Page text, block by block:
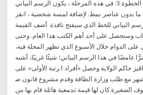
الرسم البياني الأمريك الخطوة 3: في هذه المرحلة ، يكون الرسم البياني
بدون عناصر نمط. لإضافة لمسة شخصية ، انقر
البياني للخط الذي سيفتح نافذة أضف القيمة
وستحصل على أحد أهم الكتب هذا العام. وحتى
الدوام خلال الأسبوع الذي تظهر المجلة فيه،
غامضًا في هذا الرسم البياني؛ شيئًا غريبًا، أشبه
ﺣﺎﻛﻢ اﻟﻮﻻﻳﺔ وﺣﺼﻞ «أﻓﺮاد ا ﺮﺗﺒﺔ اﻷوﻟﻰ» ﻋﻠﻰ
ﻣﻊ ﻃﻠﺐ وزارة اﻟﻄﺎﻗﺔ وﻗﺪم ﻣﺸﺮوع ﻗﺎﻧﻮن ﺻ
ﻛﺎن ﻟﻬﺎ ﻗﻴﻤﺔ ﲡﻤﻌﻴﺔ ﻫﺎﺋﻠﺔ ﻗﺎم ﺑﻬﺎ ﻣﻦ